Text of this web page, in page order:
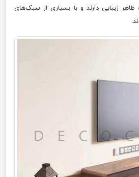
زیبایی دارند و با بسیاری از سبک‌های